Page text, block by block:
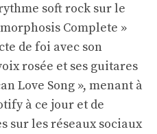
soft rock sur le
Complete »
de foi avec son
rosée et ses guitares
Love Song », menant à
à ce jour et de
sur les réseaux sociaux